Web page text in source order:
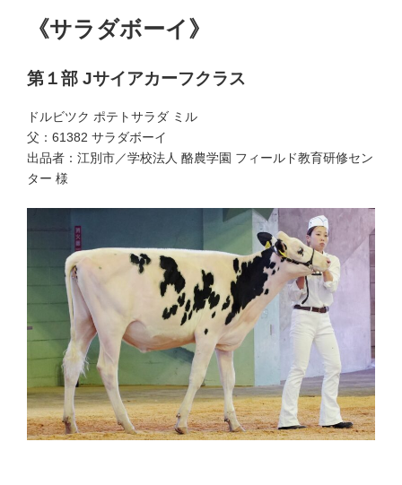
《サラダボーイ》
第１部 Jサイアカーフクラス
ドルビツク ポテトサラダ ミル
父：61382 サラダボーイ
出品者：江別市／学校法人 酪農学園 フィールド教育研修セン
ター 様
第２部 １席